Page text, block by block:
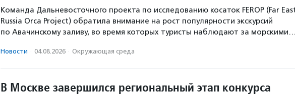
Команда Дальневосточного проекта по исследованию косаток FEROP (Far
Russia Orca Project) обратила внимание на рост популярности экскурсий
по Авачинскому заливу, во время которых туристы наблюдают за
Новости · 04.08.2026 · Окружающая среда
В Москве завершился региональный этап конкурса